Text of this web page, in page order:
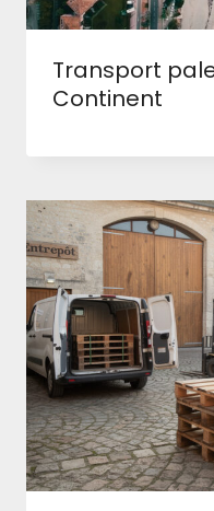
Transport
Continent